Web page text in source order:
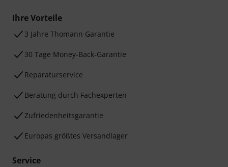
Ihre Vorteile
3 Jahre Thomann Garantie
30 Tage Money-Back-Garantie
Reparaturservice
Beratung durch Fachexperten
Zufriedenheitsgarantie
Europas größtes Versandlager
Service